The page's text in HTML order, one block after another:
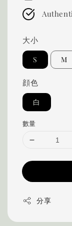
大小
S M
顔色
白
數量
分享